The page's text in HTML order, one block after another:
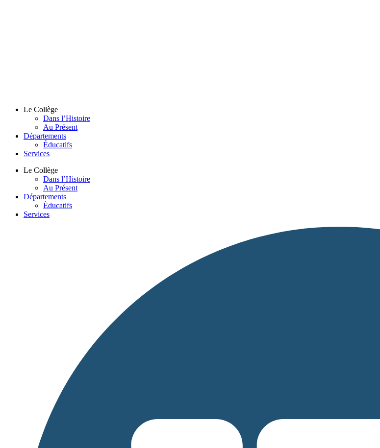
Le Collège
Dans l’Histoire
Au Présent
Départements
Éducatifs
Services
Le Collège
Dans l’Histoire
Au Présent
Départements
Éducatifs
Services